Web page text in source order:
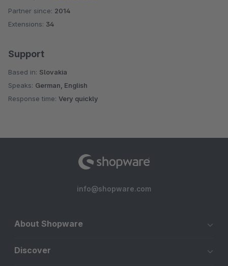
Average rating of 4.9 out of 5 stars
Partner since: 2014
Extensions: 34
Support
Based in: Slovakia
Speaks: German, English
Response time: Very quickly
info@shopware.com
About Shopware
Discover